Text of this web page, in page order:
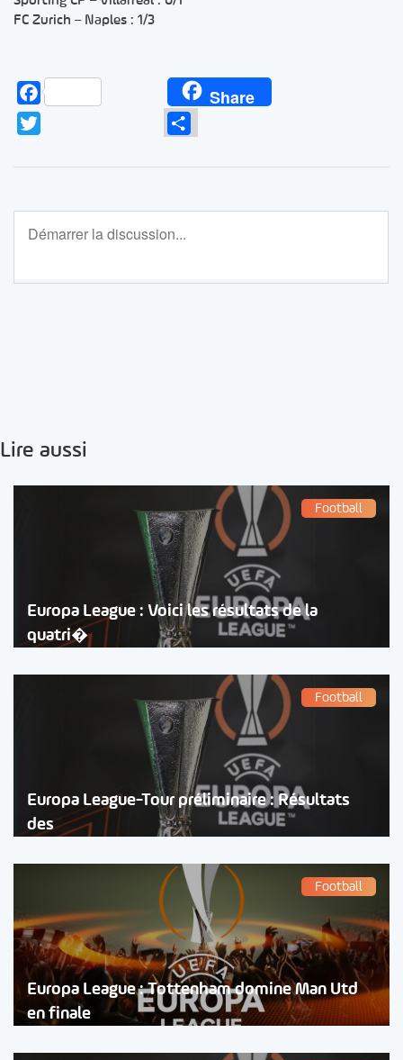
FC Zurich – Naples : 1/3
Facebook Share
Lire aussi
Football
Europa League : Voici les résultats de la
quatri�
Football
Europa League-Tour préliminaire : Résultats
des
Football
Europa League : Tottenham domine Man Utd
en finale